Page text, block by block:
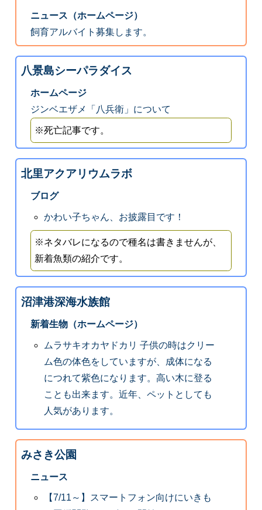
ニュース（ホームページ）
飼育アルバイト募集します。
八景島シーパラダイス
ホームページ
ジンベエザメ「八兵衛」について
※死亡記事です。
北里アクアリウムラボ
ブログ
かわい子ちゃん、お披露目です！
※ネタバレになるので種名は書きませんが、
新着魚類の紹介です。
沼津港深海水族館
新着生物（ホームページ）
ムラサキオカヤドカリ 子供の時はクリー
ム色の体色をしていますが、成体になる
につれて紫色になります。高い木に登る
ことも出来ます。近年、ペットとしても
人気があります。
みさき公園
ニュース
【7/11～】スマートフォン向けにいきも